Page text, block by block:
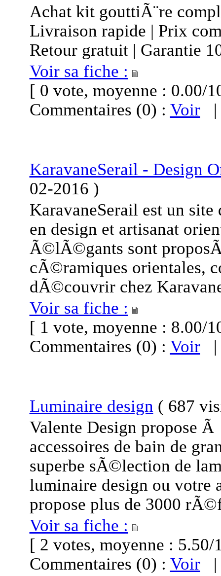
Achat kit gouttiÃ¨re
Livraison rapide | Prix
Retour gratuit | Garantie
Voir sa fiche :
[ 0 vote, moyenne :
Commentaires (0) : Voir
KaravaneSerail - Design
02-2016 )
KaravaneSerail est un
en design et artisanat
Ã©lÃ©gants sont
cÃ©ramiques orientales,
dÃ©couvrir chez
Voir sa fiche :
[ 1 vote, moyenne :
Commentaires (0) : Voir
Luminaire design ( 687
Valente Design propose
accessoires de bain de
superbe sÃ©lection de
luminaire design ou votre
propose plus de 3000
Voir sa fiche :
[ 2 votes, moyenne :
Commentaires (0) : Voir